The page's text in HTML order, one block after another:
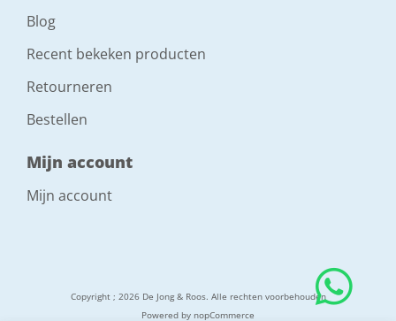
Blog
Recent bekeken producten
Retourneren
Bestellen
Mijn account
Mijn account
Copyright ; 2026 De Jong & Roos. Alle rechten voorbehouden
Powered by nopCommerce